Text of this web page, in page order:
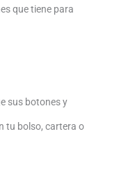
que tiene para
sus botones y
tu bolso, cartera o